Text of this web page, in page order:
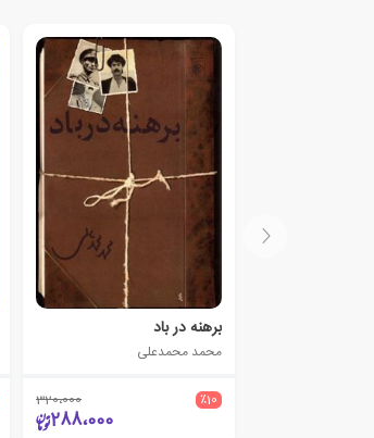
برهنه در باد
محمد محمدعلی
٪10 320،000
288،000